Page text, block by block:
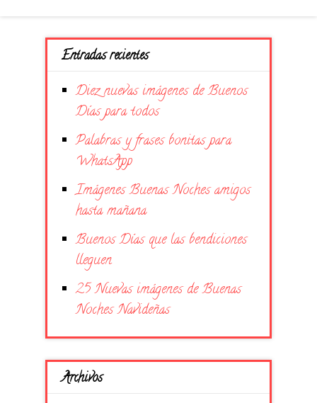
Entradas recientes
Diez nuevas imágenes de Buenos
Días para todos
Palabras y frases bonitas para
WhatsApp
Imágenes Buenas Noches amigos
hasta mañana
Buenos Días que las bendiciones
lleguen
25 Nuevas imágenes de Buenas
Noches Navideñas
Archivos